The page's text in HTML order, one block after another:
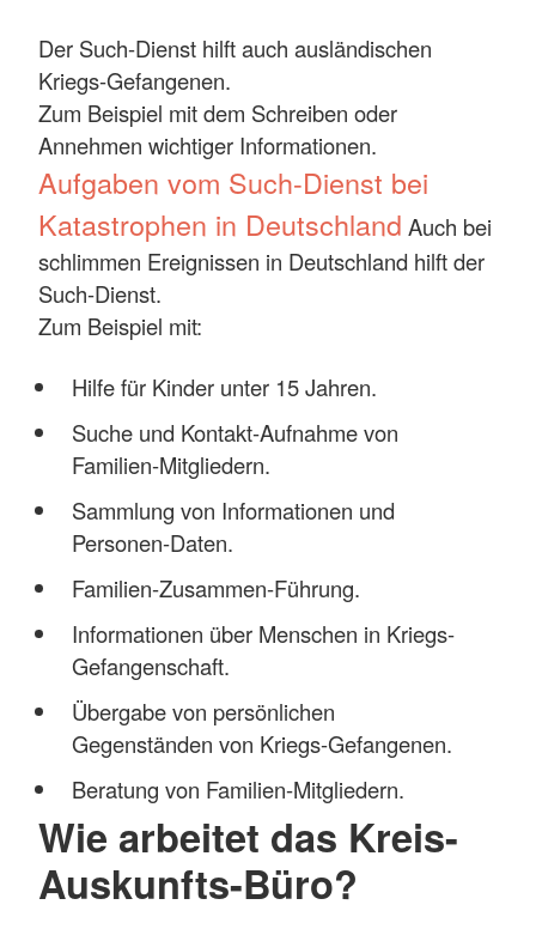
Der Such-Dienst hilft auch ausländischen
Kriegs-Gefangenen.
Zum Beispiel mit dem Schreiben oder
Annehmen wichtiger Informationen.
Aufgaben vom Such-Dienst bei
Katastrophen in Deutschland Auch bei
schlimmen Ereignissen in Deutschland hilft der
Such-Dienst.
Zum Beispiel mit:
Hilfe für Kinder unter 15 Jahren.
Suche und Kontakt-Aufnahme von
Familien-Mitgliedern.
Sammlung von Informationen und
Personen-Daten.
Familien-Zusammen-Führung.
Informationen über Menschen in Kriegs-
Gefangenschaft.
Übergabe von persönlichen
Gegenständen von Kriegs-Gefangenen.
Beratung von Familien-Mitgliedern.
Wie arbeitet das Kreis-
Auskunfts-Büro?